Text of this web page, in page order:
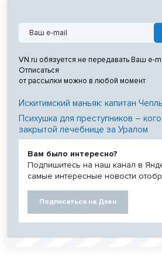
VN.ru обязуется не передавать Ваш e-
Отписаться
от рассылки можно в любой момент
Искитимский маньяк: капитан
Психушка для преступников –
закрытой лечебнице за Уралом
Вам было интересно?
Подпишитесь на наш канал в
самые интересные новости
Подписаться на Дзен